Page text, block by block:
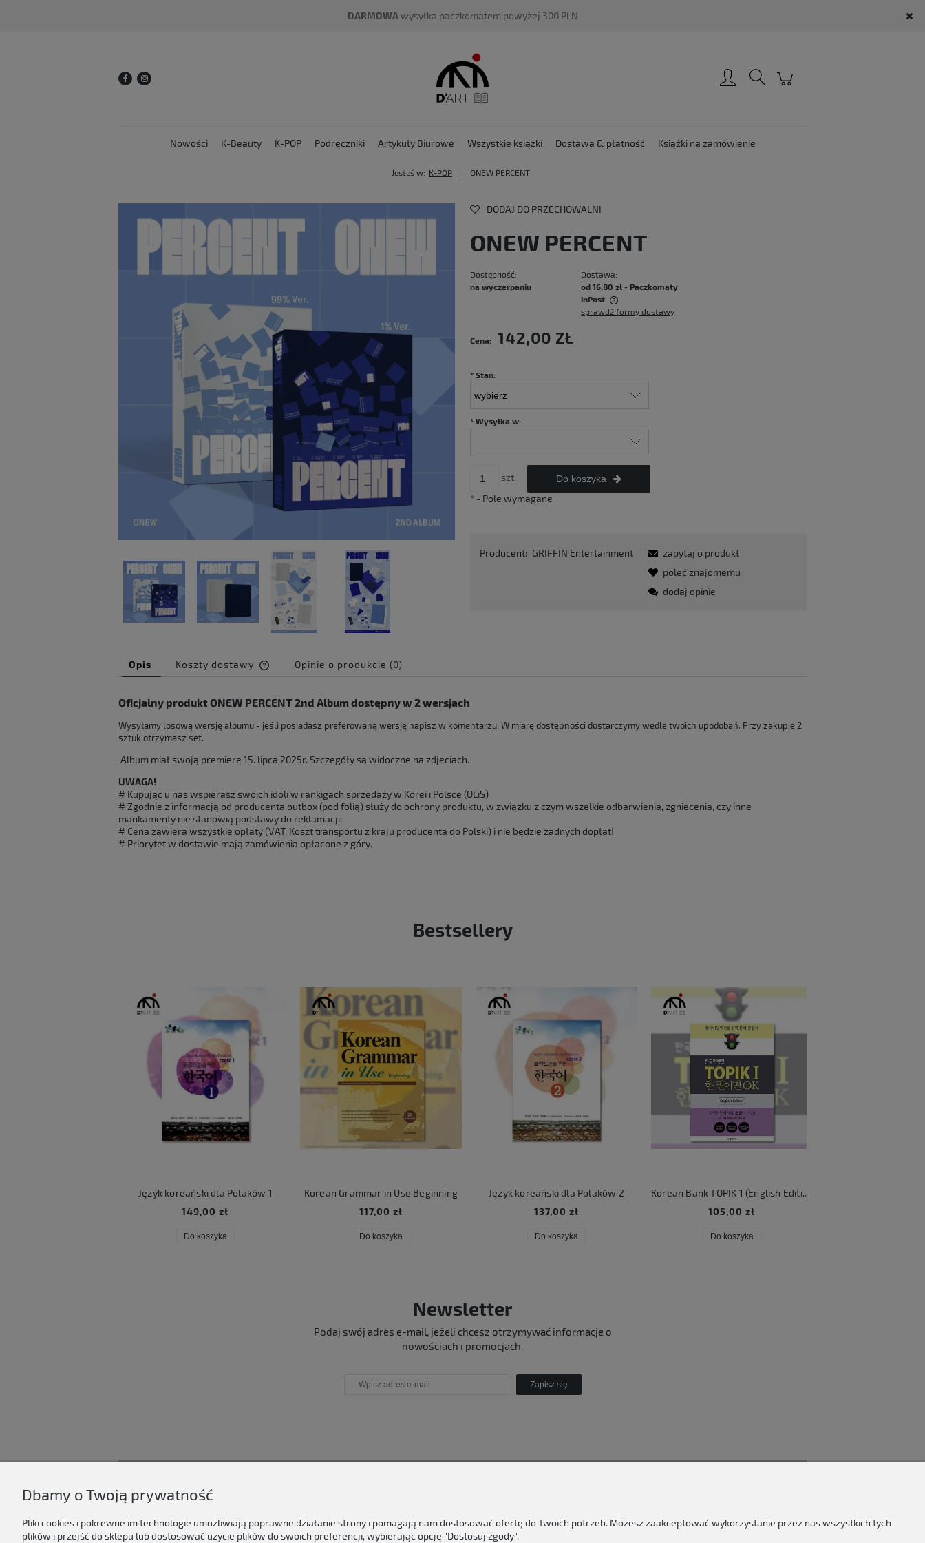
DARMOWAwysyłka paczkomatem powyżej 300 PLN
Nowości K-Beauty K-POP Podręczniki Artykuły Biurowe Wszystkie książki Dostawa & płatność Książki na zamówienie
Jesteś w: K-POP ONEW PERCENT
DODAJ DO PRZECHOWALNI
ONEW PERCENT
Dostępność:
na wyczerpaniu
Dostawa:
od 16,80 zł - Paczkomaty
inPost
płatności
sprawdź formy dostawy
Cena: 142,00 ZŁ
*Stan:
*Wysyłka w:
szt. Do koszyka
*- Pole wymagane
Producent: GRIFFIN Entertainment
zapytaj o produkt
poleć znajomemu
dodaj opinię
Opis Koszty dostawy
Cena nie zawiera ewentualnych
Opinie o produkcie (0)
Oficjalny produkt ONEW PERCENT 2nd Album dostępny w 2 wersjach
Wysyłamy losową wersję albumu - jeśli posiadasz preferowaną wersję napisz w komentarzu. W miarę dostępności dostarczymy wedle twoich upodobań. Przy zakupie 2
sztuk otrzymasz set.
Album miał swoją premierę 15. lipca 2025r. Szczegóły są widoczne na zdjęciach.
UWAGA!
# Kupując u nas wspierasz swoich idoli w rankigach sprzedaży w Korei i Polsce (OLiS)
# Zgodnie z informacją od producenta outbox (pod folią) służy do ochrony produktu, w związku z czym wszelkie odbarwienia, zgniecenia, czy inne
mankamenty nie stanowią podstawy do reklamacji;
# Cena zawiera wszystkie opłaty (VAT, Koszt transportu z kraju producenta do Polski) i nie będzie żadnych dopłat!
# Priorytet w dostawie mają zamówienia opłacone z góry.
Bestsellery
Język koreański dla Polaków 1
149,00 zł
Do koszyka
Korean Grammar in Use Beginning
117,00 zł
Do koszyka
Język koreański dla Polaków 2
137,00 zł
Do koszyka
Korean Bank TOPIK 1 (English Edition)
105,00 zł
Do koszyka
Newsletter
Podaj swój adres e-mail, jeżeli chcesz otrzymywać informacje o
nowościach i promocjach.
Zapisz się
D'ART
Regulamin sklepu
Polityka prywatności & cookies
Dbamy o Twoją prywatność
Pliki cookies i pokrewne im technologie umożliwiają poprawne działanie strony i pomagają nam dostosować ofertę do Twoich potrzeb. Możesz zaakceptować wykorzystanie przez nas wszystkich tych
plików i przejść do sklepu lub dostosować użycie plików do swoich preferencji, wybierając opcję "Dostosuj zgody".